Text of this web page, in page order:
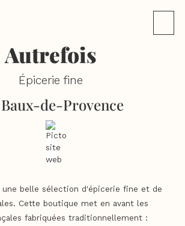
Autrefois
Épicerie fine
de-Provence
une belle sélection d'épicerie fine et de
Cette boutique met en avant les
fabriquées traditionnellement :